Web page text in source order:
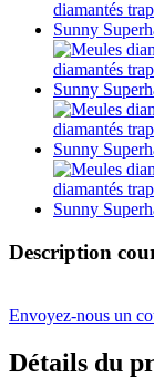
Description
Envoyez-nous un
Détails du